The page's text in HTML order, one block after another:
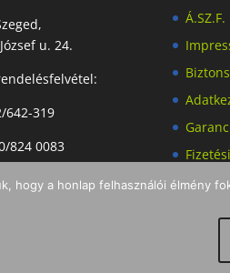
u. 24.
642-319
824 0083
Á.SZ.F.
I Copyright 2019 -
hogy a honlap felhasználói élmény